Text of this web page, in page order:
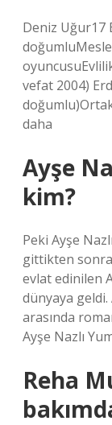
Deniz Uğur17
vefat 2004)
daha
Ayşe
kim?
Peki Ayşe
gittikten sonra
evlat edinilen
dünyaya geldi.
arasında
Ayşe Nazlı
Reha